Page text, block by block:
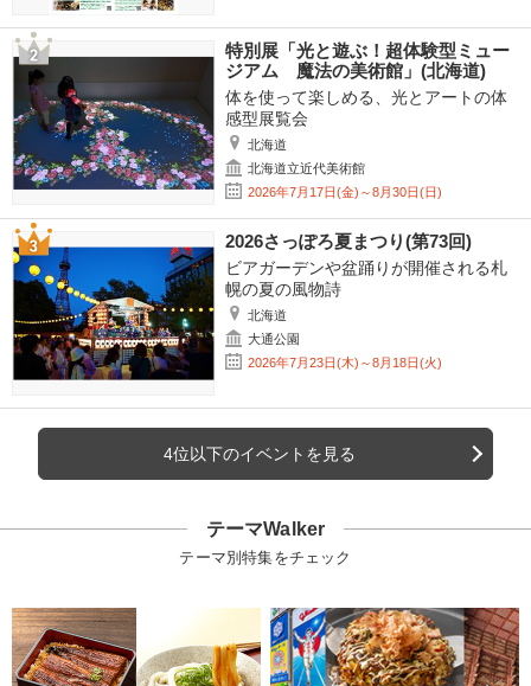
特別展「光と遊ぶ！超体験型ミュー
ジアム 魔法の美術館」(北海道)
体を使って楽しめる、光とアートの体
感型展覧会
北海道
北海道立近代美術館
2026年7月17日(金)～8月30日(日)
2026さっぽろ夏まつり(第73回)
ビアガーデンや盆踊りが開催される札
幌の夏の風物詩
北海道
大通公園
2026年7月23日(木)～8月18日(火)
4位以下のイベントを見る
テーマWalker
テーマ別特集をチェック